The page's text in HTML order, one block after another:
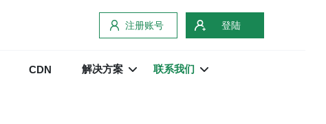
注册账号 登陆
CDN 解决方案 联系我们